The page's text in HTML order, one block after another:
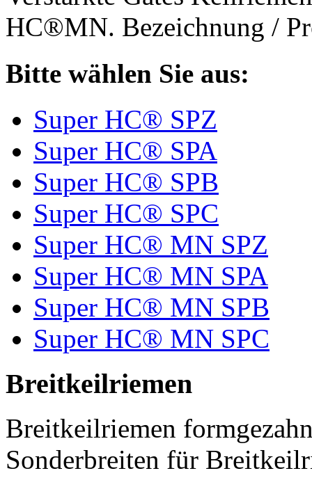
HC®MN. Bezeichnung /
Bitte wählen Sie aus:
Super HC® SPZ
Super HC® SPA
Super HC® SPB
Super HC® SPC
Super HC® MN SPZ
Super HC® MN SPA
Super HC® MN SPB
Super HC® MN SPC
Breitkeilriemen
Breitkeilriemen
Sonderbreiten für